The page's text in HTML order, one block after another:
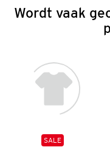
Wordt vaak
SALE